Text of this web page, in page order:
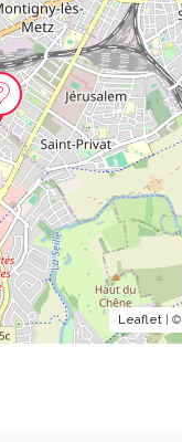
Leaflet| ©